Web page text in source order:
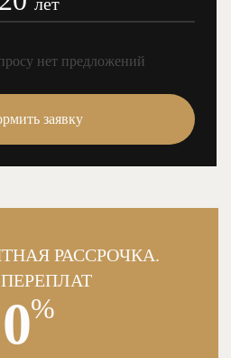
нет предложений
заявку
РАССРОЧКА.
ПЕРЕПЛАТ
0%